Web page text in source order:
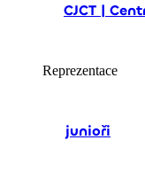
CJCT |
Reprezentace
junioři